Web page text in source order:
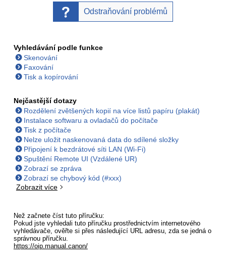
Odstraňování problémů
Vyhledávání podle funkce
Skenování
Faxování
Tisk a kopírování
Nejčastější dotazy
Rozdělení zvětšených kopií na více listů papíru (plakát)
Instalace softwaru a ovladačů do počítače
Tisk z počítače
Nelze uložit naskenovaná data do sdílené složky
Připojení k bezdrátové síti LAN (Wi-Fi)
Spuštění Remote UI (Vzdálené UR)
Zobrazí se zpráva
Zobrazí se chybový kód (#xxx)
Zobrazit více
Než začnete číst tuto příručku:
Pokud jste vyhledali tuto příručku prostřednictvím internetového
vyhledávače, ověřte si přes následující URL adresu, zda se jedná o
správnou příručku.
https://oip.manual.canon/